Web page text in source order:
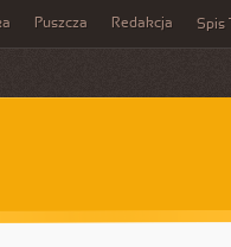
Puszcza Redakcja Spis